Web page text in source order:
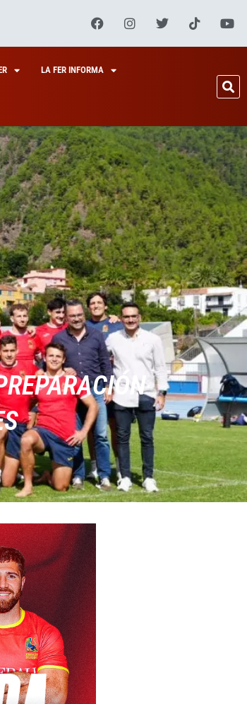
LA FER INFORMA